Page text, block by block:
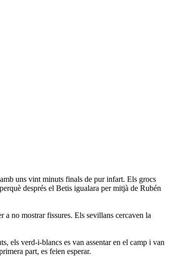
uns vint minuts finals de pur infart. Els grocs
després el Betis igualara per mitjà de Rubén
no mostrar fissures. Els sevillans cercaven la
els verd-i-blancs es van assentar en el camp i van
part, es feien esperar.